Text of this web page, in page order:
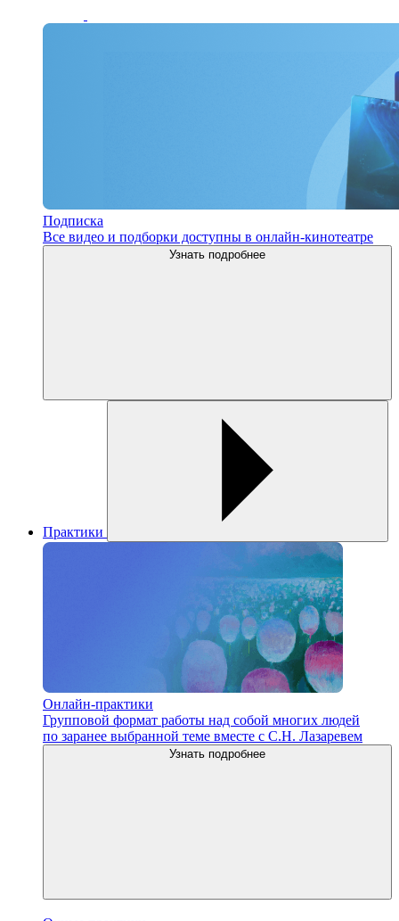
Подписка
Все видео и подборки доступны в онлайн-кинотеатре
Практики
Онлайн-практики
Групповой формат работы над собой многих людей
по заранее выбранной теме вместе с С.Н. Лазаревем